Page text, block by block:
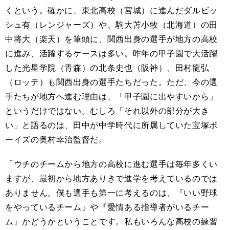
くという。確かに、東北高校（宮城）に進んだダルビッ
シュ有（レンジャーズ）や、駒大苫小牧（北海道）の田
中将大（楽天）を筆頭に、関西出身の選手が地方の高校
に進み、活躍するケースは多い。昨年の甲子園で大活躍
した光星学院（青森）の北条史也（阪神）、田村龍弘
（ロッテ）も関西出身の選手たちだった。ただ、今の選
手たちが地方へ進む理由は、「甲子園に出やすいから」
というだけではない。むしろ「それ以外の部分が大き
い」と語るのは、田中が中学時代に所属していた宝塚ボ
ーイズの奥村幸治監督だ。
「ウチのチームから地方の高校に進む選手は毎年多くい
ますが、最初から地方ありきで進学を考えているのでは
ありません。僕も選手も第一に考えるのは、『いい野球
をやっているチーム』や『愛情ある指導者がいるチー
ム』かどうかということです。私もいろんな高校の練習